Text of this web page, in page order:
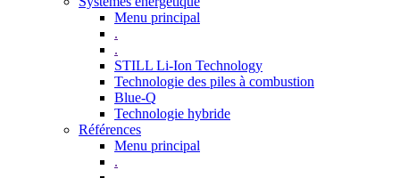
Menu principal
.
.
STILL Li-Ion Technology
Technologie des piles à combustion
Blue-Q
Technologie hybride
Références
Menu principal
.